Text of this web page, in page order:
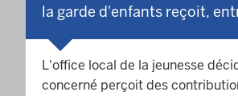
la garde d'enfants reçoit,
L'office local de la jeunesse
concerné perçoit des